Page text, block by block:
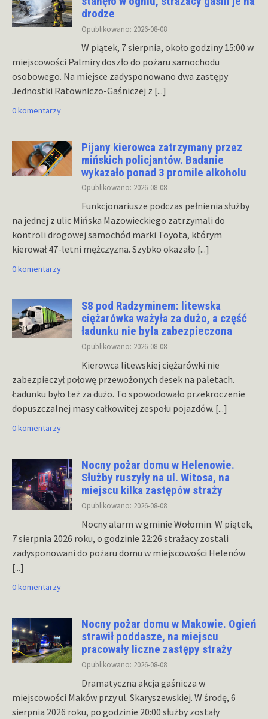
drodze
Opublikowano: 2026-08-08
W piątek, 7 sierpnia, około godziny 15:00 w
miejscowości Palmiry doszło do pożaru samochodu
osobowego. Na miejsce zadysponowano dwa zastępy
Jednostki Ratowniczo-Gaśniczej z [...]
0 komentarzy
Pijany kierowca zatrzymany przez
mińskich policjantów. Badanie
wykazało ponad 3 promile alkoholu
Opublikowano: 2026-08-08
Funkcjonariusze podczas pełnienia służby
na jednej z ulic Mińska Mazowieckiego zatrzymali do
kontroli drogowej samochód marki Toyota, którym
kierował 47-letni mężczyzna. Szybko okazało [...]
0 komentarzy
S8 pod Radzyminem: litewska
ciężarówka ważyła za dużo, a część
ładunku nie była zabezpieczona
Opublikowano: 2026-08-08
Kierowca litewskiej ciężarówki nie
zabezpieczył połowę przewożonych desek na paletach.
Ładunku było też za dużo. To spowodowało przekroczenie
dopuszczalnej masy całkowitej zespołu pojazdów. [...]
0 komentarzy
Nocny pożar domu w Helenowie.
Służby ruszyły na ul. Witosa, na
miejscu kilka zastępów straży
Opublikowano: 2026-08-08
Nocny alarm w gminie Wołomin. W piątek,
7 sierpnia 2026 roku, o godzinie 22:26 strażacy zostali
zadysponowani do pożaru domu w miejscowości Helenów
[...]
0 komentarzy
Nocny pożar domu w Makowie. Ogień
strawił poddasze, na miejscu
pracowały liczne zastępy straży
Opublikowano: 2026-08-08
Dramatyczna akcja gaśnicza w
miejscowości Maków przy ul. Skaryszewskiej. W środę, 6
sierpnia 2026 roku, po godzinie 20:00 służby zostały